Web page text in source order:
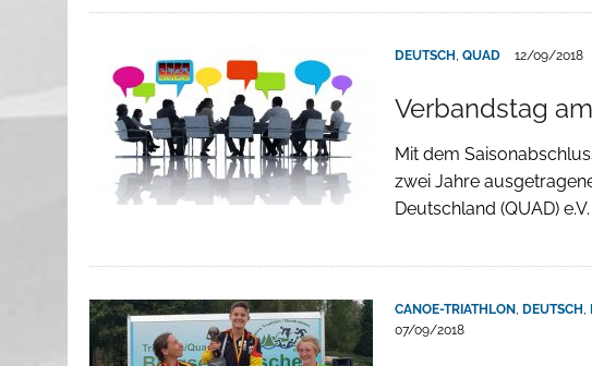
DEUTSCH , QUAD 12/09/2018
Verbandstag
Mit dem
zwei Jahre
Deutschland (QUAD)
CANOE-TRIATHLON , DEUTSCH ,
07/09/2018